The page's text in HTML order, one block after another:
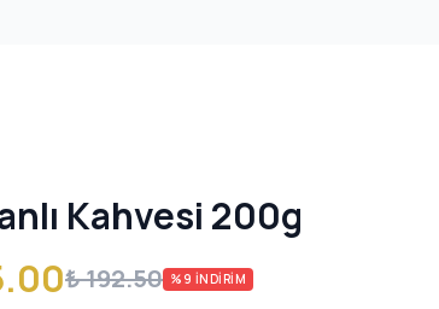
Kahvesi 200g
₺ 192.50 % 9 İNDIRIM